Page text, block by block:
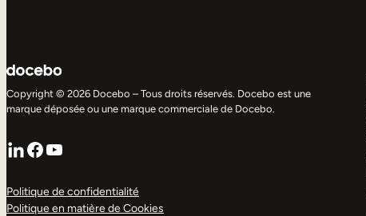
Copyright © 2026 Docebo – Tous droits réservés. Docebo est une
marque déposée ou une marque commerciale de Docebo.
LinkedIn
Facebook
YouTube
Politique de confidentialité
Politique en matière de Cookies